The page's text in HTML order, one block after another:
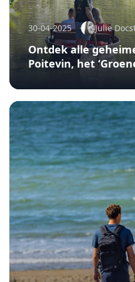
30-04-2025 Julie
Ontdek alle
Poitevin, het